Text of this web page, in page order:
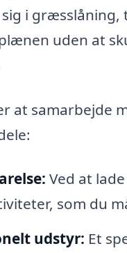
i
uden at
at samarbejde
Ved at
som du
udstyr: Et